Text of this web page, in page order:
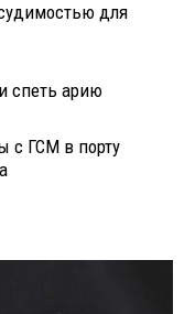
для
спеть арию
с ГСМ в порту